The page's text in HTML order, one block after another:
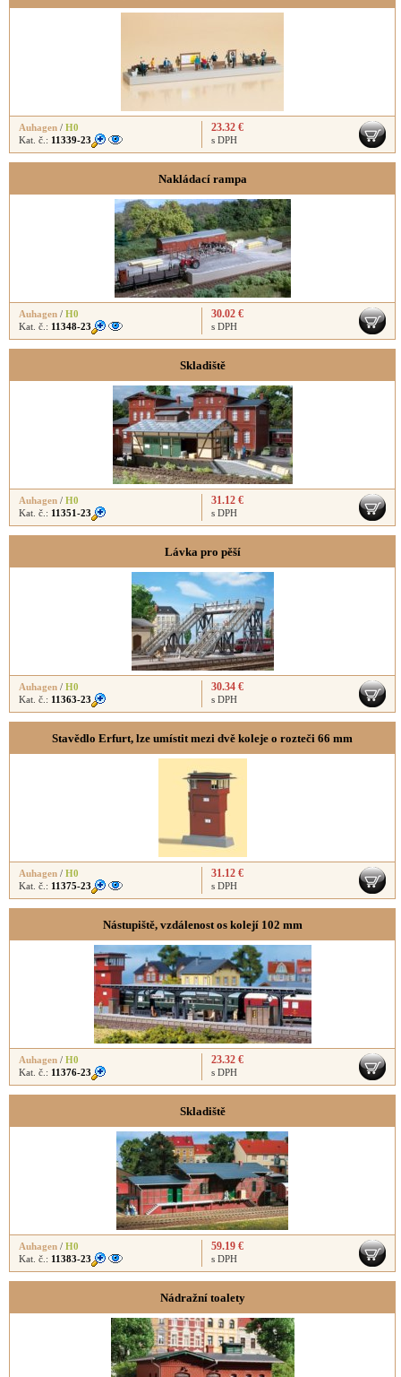
Auhagen / H0
Kat. č.: 11339-23
23.32 €
s DPH
Nakládací rampa
Auhagen / H0
Kat. č.: 11348-23
30.02 €
s DPH
Skladiště
Auhagen / H0
Kat. č.: 11351-23
31.12 €
s DPH
Lávka pro pěší
Auhagen / H0
Kat. č.: 11363-23
30.34 €
s DPH
Stavědlo Erfurt, lze umístit mezi dvě koleje o rozteči 66 mm
Auhagen / H0
Kat. č.: 11375-23
31.12 €
s DPH
Nástupiště, vzdálenost os kolejí 102 mm
Auhagen / H0
Kat. č.: 11376-23
23.32 €
s DPH
Skladiště
Auhagen / H0
Kat. č.: 11383-23
59.19 €
s DPH
Nádražní toalety